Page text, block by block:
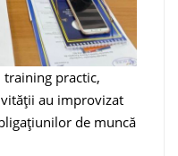
practic,
au improvizat
de muncă